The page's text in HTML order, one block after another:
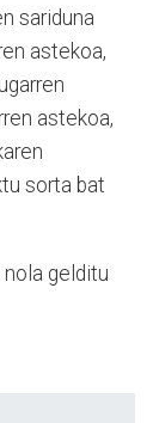
sariduna
astekoa,
astekoa,
sorta bat
nola gelditu